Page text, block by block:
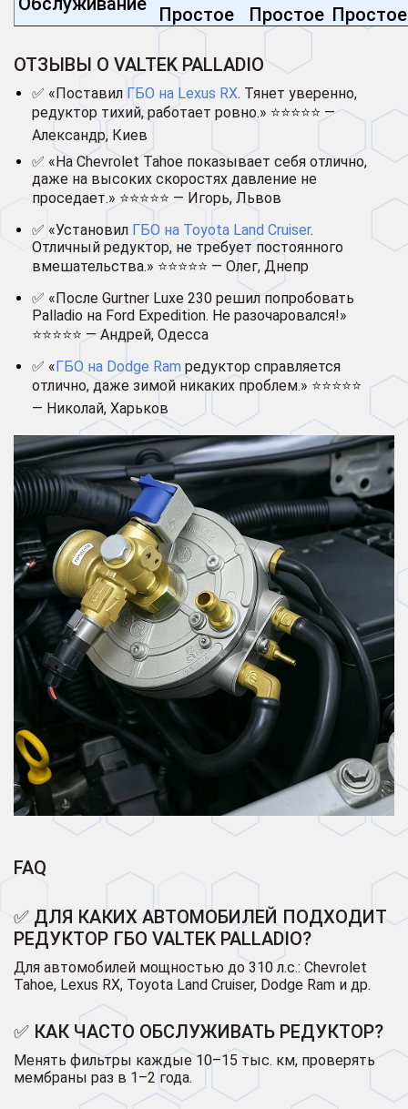
Простое
Простое Простое
ОТЗЫВЫ О VALTEK PALLADIO
✅ «Поставил ГБО на Lexus RX. Тянет уверенно,
редуктор тихий, работает ровно.» ⭐⭐⭐⭐⭐ —
Александр, Киев
✅ «На Chevrolet Tahoe показывает себя отлично,
даже на высоких скоростях давление не
проседает.» ⭐⭐⭐⭐⭐ — Игорь, Львов
✅ «Установил ГБО на Toyota Land Cruiser.
Отличный редуктор, не требует постоянного
вмешательства.» ⭐⭐⭐⭐⭐ — Олег, Днепр
✅ «После Gurtner Luxe 230 решил попробовать
Palladio на Ford Expedition. Не разочаровался!»
⭐⭐⭐⭐⭐ — Андрей, Одесса
✅ «ГБО на Dodge Ram редуктор справляется
отлично, даже зимой никаких проблем.» ⭐⭐⭐⭐⭐
— Николай, Харьков
FAQ
✅ ДЛЯ КАКИХ АВТОМОБИЛЕЙ ПОДХОДИТ
РЕДУКТОР ГБО VALTEK PALLADIO?
Для автомобилей мощностью до 310 л.с.: Chevrolet
Tahoe, Lexus RX, Toyota Land Cruiser, Dodge Ram и др.
✅ КАК ЧАСТО ОБСЛУЖИВАТЬ РЕДУКТОР?
Менять фильтры каждые 10–15 тыс. км, проверять
мембраны раз в 1–2 года.